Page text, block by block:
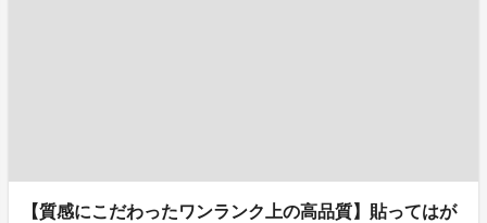
【質感にこだわったワンランク上の高品質】貼ってはが